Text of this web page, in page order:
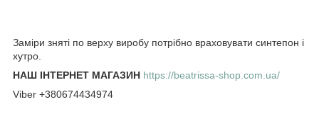
Заміри зняті по верху виробу потрібно враховувати синтепон і
хутро.
НАШ ІНТЕРНЕТ МАГАЗИН https://beatrissa-shop.com.ua/
Viber +380674434974